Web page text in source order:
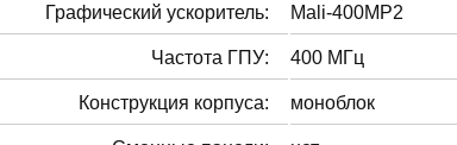
Графический ускоритель: Mali-400MP2
Частота ГПУ: 400 МГц
Конструкция корпуса: моноблок